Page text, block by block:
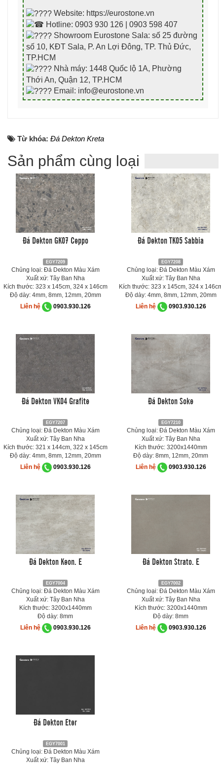
Website: https://eurostone.vn
Hotline: 0903 930 126 | 0903 598 407
Showroom Eurostone Sala: số 25 đường
số 10, KĐT Sala, P. An Lợi Đông, TP. Thủ Đức,
TP.HCM
Nhà máy: 1448 Quốc lộ 1A, Phường
Thới An, Quận 12, TP.HCM
Email: info@eurostone.vn
Từ khóa: Đá Dekton Kreta
Sản phẩm cùng loại
Đá Dekton GK07 Ceppo
EGY7209
Chủng loại: Đá Dekton Màu Xám
Xuất xứ: Tây Ban Nha
Kích thước: 323 x 145cm, 324 x 146cm
Độ dày: 4mm, 8mm, 12mm, 20mm
Liên hệ
0903.930.126
Đá Dekton TK05 Sabbia
EGY7208
Chủng loại: Đá Dekton Màu Xám
Xuất xứ: Tây Ban Nha
Kích thước: 323 x 145cm, 324 x
Độ dày: 4mm, 8mm, 12mm, 20mm
Liên hệ
0903.930.126
Đá Dekton VK04 Grafite
EGY7207
Chủng loại: Đá Dekton Màu Xám
Xuất xứ: Tây Ban Nha
Kích thước: 321 x 144cm, 322 x 145cm
Độ dày: 4mm, 8mm, 12mm, 20mm
Liên hệ
0903.930.126
Đá Dekton Soke
EGY7210
Chủng loại: Đá Dekton Màu Xám
Xuất xứ: Tây Ban Nha
Kích thước: 3200x1440mm
Độ dày: 8mm, 12mm, 20mm
Liên hệ
0903.930.126
Đá Dekton Keon. E
EGY7004
Chủng loại: Đá Dekton Màu Xám
Xuất xứ: Tây Ban Nha
Kích thước: 3200x1440mm
Độ dày: 8mm
Liên hệ
0903.930.126
Đá Dekton Strato. E
EGY7002
Chủng loại: Đá Dekton Màu Xám
Xuất xứ: Tây Ban Nha
Kích thước: 3200x1440mm
Độ dày: 8mm
Liên hệ
0903.930.126
Đá Dekton Eter
EGY7001
Chủng loại: Đá Dekton Màu Xám
Xuất xứ: Tây Ban Nha